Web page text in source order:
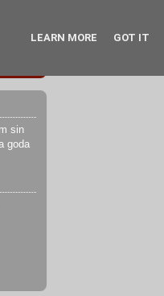
sin
goda
LEARN MORE GOT IT